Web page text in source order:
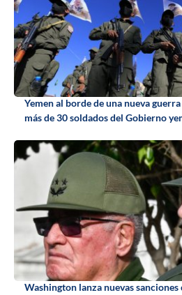
Yemen al borde de una nueva
más de 30 soldados del Gobierno
Washington lanza nuevas